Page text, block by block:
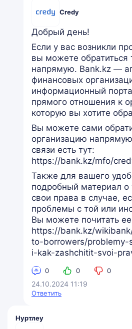
Credy
Добрый день!
Если у вас возникли
вы можете обратиться
напрямую. Bank.kz —
финансовых
информационный
прямого отношения к
которую вы хотите
Вы можете сами
организацию
связи есть тут:
https://bank.kz/mfo/
Также для вашего
подробный материал о
свои права в случае,
проблемы с той или
Вы можете почитать
https://bank.kz/
to-borrowers/
i-kak-zashchitit-svoi-
0 0 0
24.10.2024 11:19
Ответить
Нуртлеу